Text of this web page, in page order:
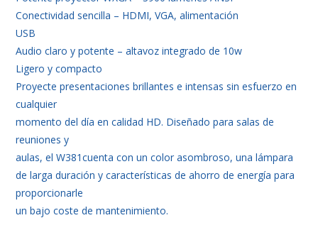
Conectividad sencilla – HDMI, VGA, alimentación
USB
Audio claro y potente – altavoz integrado de 10w
Ligero y compacto
Proyecte presentaciones brillantes e intensas sin esfuerzo en
cualquier
momento del día en calidad HD. Diseñado para salas de
reuniones y
aulas, el W381cuenta con un color asombroso, una lámpara
de larga duración y características de ahorro de energía para
proporcionarle
un bajo coste de mantenimiento.